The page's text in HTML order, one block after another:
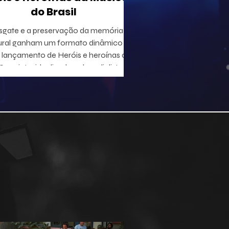
do Brasil
e a preservação da memória
ganham um formato dinâmico
de Heróis e heroínas da
projeto, idealizado pelo radialista e
Geraldo Leite — integrante do